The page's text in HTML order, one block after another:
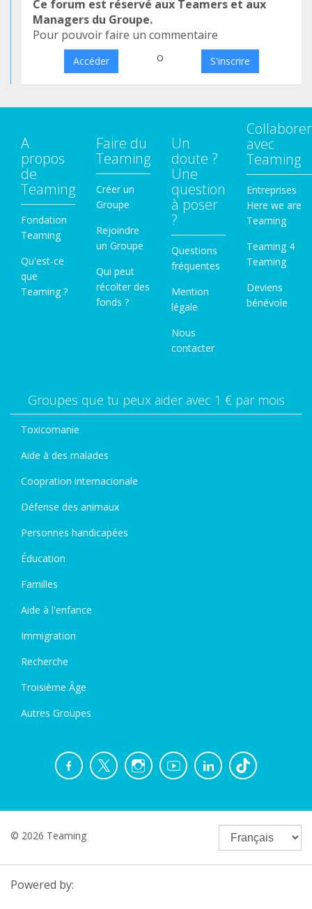
Ce forum est réservé aux Teamers et aux
Managers du Groupe.
Pour pouvoir faire un commentaire
Accéder o S'inscrire
A
propos
de
Teaming
Fondation
Teaming
Qu'est-ce
que
Teaming ?
Faire du
Teaming
Créer un
Groupe
Rejoindre
un Groupe
Qui peut
récolter des
fonds ?
Un
doute ?
Une
question
à poser
?
Questions
fréquentes
Mention
légale
Nous
contacter
Collaborer
avec
Teaming
Entreprises
Here we are
Teaming
Teaming 4
Teaming
Deviens
bénévole
Groupes que tu peux aider avec 1 € par mois
Toxicomanie
Aide à des malades
Coopration internacionale
Défense des animaux
Personnes handicapées
Éducation
Familles
Aide à l'enfance
Immigration
Recherche
Troisième Âge
Autres Groupes
© 2026 Teaming
Powered by: